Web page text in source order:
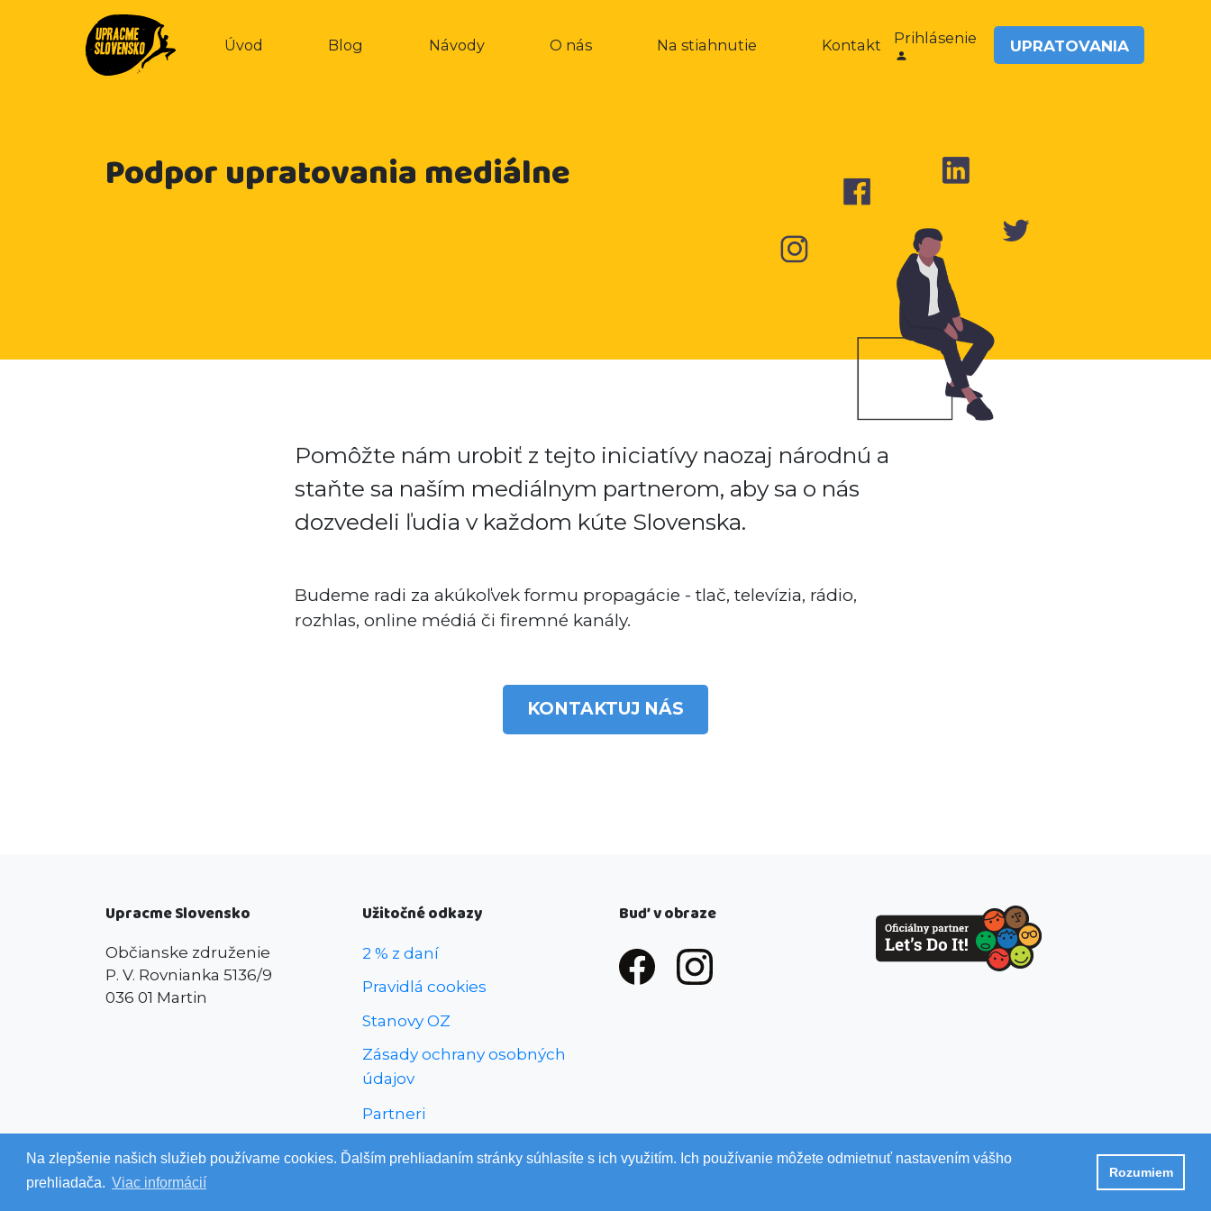
Na zlepšenie našich služieb používame cookies. Ďalším prehliadaním stránky súhlasíte s ich využitím. Ich používanie môžete odmietnuť nastavením vášho
prehliadača. Viac informácií
Rozumiem
Úvod Blog Návody O nás Na stiahnutie Kontakt Prihlásenie UPRATOVANIA
Podpor upratovania mediálne
Pomôžte nám urobiť z tejto iniciatívy naozaj národnú a
staňte sa naším mediálnym partnerom, aby sa o nás
dozvedeli ľudia v každom kúte Slovenska.
Budeme radi za akúkoľvek formu propagácie - tlač, televízia, rádio,
rozhlas, online médiá či firemné kanály.
KONTAKTUJ NÁS
Upracme Slovensko
Občianske združenie
P. V. Rovnianka 5136/9
036 01 Martin
Užitočné odkazy
2 % z daní
Pravidlá cookies
Stanovy OZ
Zásady ochrany osobných
údajov
Partneri
Buď v obraze